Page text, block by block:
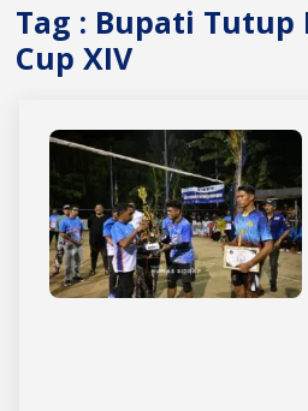
Tag : Bupati Tutup
Cup XIV